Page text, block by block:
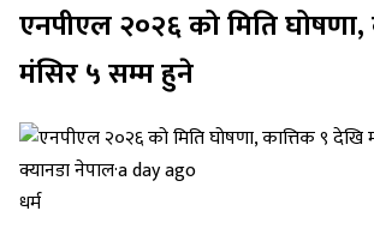
एनपीएल २०२६ को मिति
मंसिर ५ सम्म हुने
क्यानडा नेपाल·a day ago
धर्म